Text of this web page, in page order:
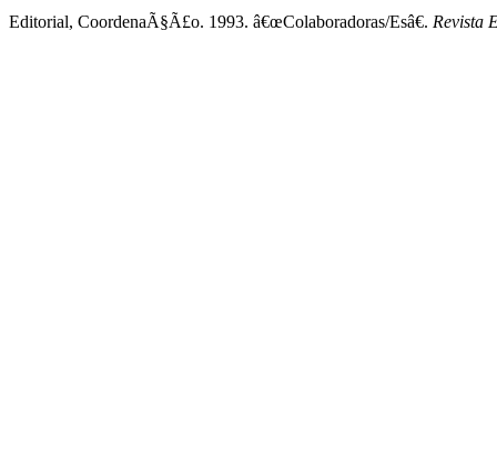
Editorial, CoordenaÃ§Ã£o. 1993. â€œColaboradoras/Esâ€. Revista